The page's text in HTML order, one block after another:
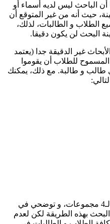
أن الباحث ليس لديه أسماء أو
حيث أنه من غير المتوقع أن
الطلاب و الطالبات، لذلك،
البحث لن يكون دقيقا.
غير الدقيقة جدا (يعتمد
للطلاب أن يقوموا
طالب و طالبة. مع ذلك، يمكنك
ثم تقومي بالتوزيع على هذه الـ4 مجموعات، و توضحي في
بهذه الطريقة لكن لعدم